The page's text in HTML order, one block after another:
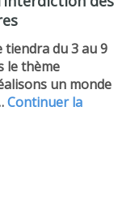
tiendra du 3 au 9
le thème
un monde
Continuer la